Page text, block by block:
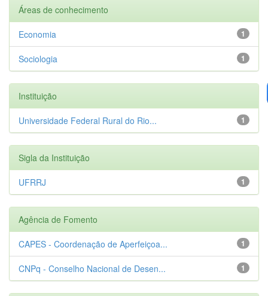
Áreas de conhecimento
1
Economia
1
Sociologia
Instituição
1
Universidade Federal Rural do Rio...
Sigla da Instituição
1
UFRRJ
Agência de Fomento
1
CAPES - Coordenação de Aperfeiçoa...
1
CNPq - Conselho Nacional de Desen...